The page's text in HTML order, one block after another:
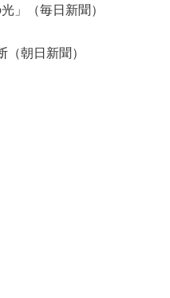
」（毎日新聞）
朝日新聞）